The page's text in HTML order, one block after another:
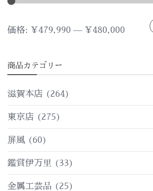
最
価
格
最
価
格
価格: ¥479,990 — ¥480,000
商品カテゴリー
滋賀本店 (264)
東京店 (275)
屏風 (60)
鑑賞伊万里 (33)
金属工芸品 (25)